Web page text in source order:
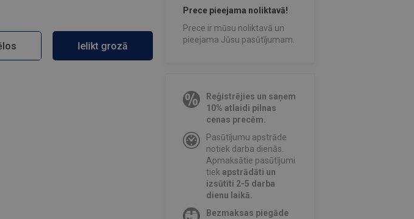
Ielikt grozā
Prece pieejama noliktavā!
Prece ir mūsu noliktavā un
pieejama Jūsu pasūtījumam.
Reģistrējies un saņem
10% atlaidi pilnas
cenas precēm.
Pasūtījumu apstrāde
notiek darba dienās.
Apmaksātie pasūtījumi
tiekapstrādāti un
izsūtīti 2-5 darba
dienu laikā.
Bezmaksas piegāde